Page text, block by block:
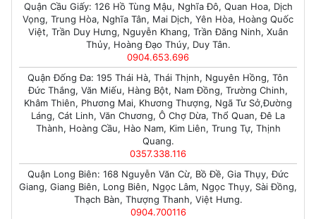
Quận Cầu Giấy: 126 Hồ Tùng Mậu, Nghĩa Đô, Quan Hoa, Dịch
Vọng, Trung Hòa, Nghĩa Tân, Mai Dịch, Yên Hòa, Hoàng Quốc
Việt, Trần Duy Hưng, Nguyễn Khang, Trần Đăng Ninh, Xuân
Thủy, Hoàng Đạo Thúy, Duy Tân.
0904.653.696
Quận Đống Đa: 195 Thái Hà, Thái Thịnh, Nguyên Hồng, Tôn
Đức Thắng, Văn Miếu, Hàng Bột, Nam Đồng, Trường Chinh,
Khâm Thiên, Phương Mai, Khương Thượng, Ngã Tư Sở,Đường
Láng, Cát Linh, Văn Chương, Ô Chợ Dừa, Thổ Quan, Đê La
Thành, Hoàng Cầu, Hào Nam, Kim Liên, Trung Tự, Thịnh
Quang.
0357.338.116
Quận Long Biên: 168 Nguyễn Văn Cừ, Bồ Đề, Gia Thụy, Đức
Giang, Giang Biên, Long Biên, Ngọc Lâm, Ngọc Thụy, Sài Đồng,
Thạch Bàn, Thượng Thanh, Việt Hưng.
0904.700116